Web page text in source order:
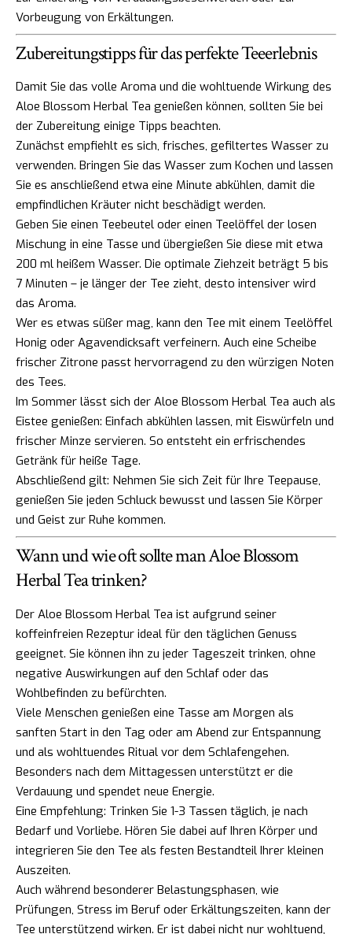
Vorbeugung von Erkältungen.
Zubereitungstipps für das perfekte Teeerlebnis
Damit Sie das volle Aroma und die wohltuende Wirkung des
Aloe Blossom Herbal Tea genießen können, sollten Sie bei
der Zubereitung einige Tipps beachten.
Zunächst empfiehlt es sich, frisches, gefiltertes Wasser zu
verwenden. Bringen Sie das Wasser zum Kochen und lassen
Sie es anschließend etwa eine Minute abkühlen, damit die
empfindlichen Kräuter nicht beschädigt werden.
Geben Sie einen Teebeutel oder einen Teelöffel der losen
Mischung in eine Tasse und übergießen Sie diese mit etwa
200 ml heißem Wasser. Die optimale Ziehzeit beträgt 5 bis
7 Minuten – je länger der Tee zieht, desto intensiver wird
das Aroma.
Wer es etwas süßer mag, kann den Tee mit einem Teelöffel
Honig oder Agavendicksaft verfeinern. Auch eine Scheibe
frischer Zitrone passt hervorragend zu den würzigen Noten
des Tees.
Im Sommer lässt sich der Aloe Blossom Herbal Tea auch als
Eistee genießen: Einfach abkühlen lassen, mit Eiswürfeln und
frischer Minze servieren. So entsteht ein erfrischendes
Getränk für heiße Tage.
Abschließend gilt: Nehmen Sie sich Zeit für Ihre Teepause,
genießen Sie jeden Schluck bewusst und lassen Sie Körper
und Geist zur Ruhe kommen.
Wann und wie oft sollte man Aloe Blossom
Herbal Tea trinken?
Der Aloe Blossom Herbal Tea ist aufgrund seiner
koffeinfreien Rezeptur ideal für den täglichen Genuss
geeignet. Sie können ihn zu jeder Tageszeit trinken, ohne
negative Auswirkungen auf den Schlaf oder das
Wohlbefinden zu befürchten.
Viele Menschen genießen eine Tasse am Morgen als
sanften Start in den Tag oder am Abend zur Entspannung
und als wohltuendes Ritual vor dem Schlafengehen.
Besonders nach dem Mittagessen unterstützt er die
Verdauung und spendet neue Energie.
Eine Empfehlung: Trinken Sie 1-3 Tassen täglich, je nach
Bedarf und Vorliebe. Hören Sie dabei auf Ihren Körper und
integrieren Sie den Tee als festen Bestandteil Ihrer kleinen
Auszeiten.
Auch während besonderer Belastungsphasen, wie
Prüfungen, Stress im Beruf oder Erkältungszeiten, kann der
Tee unterstützend wirken. Er ist dabei nicht nur wohltuend,